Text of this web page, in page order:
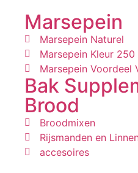
Marsepein
Marsepein Naturel
Marsepein Kleur 250
Marsepein Voordeel
Bak
Brood
Broodmixen
Rijsmanden en
accesoires